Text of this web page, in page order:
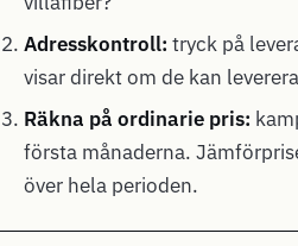
Adresskontroll: tryck på
visar direkt om de kan
Räkna på ordinarie pris:
första månaderna.
över hela perioden.